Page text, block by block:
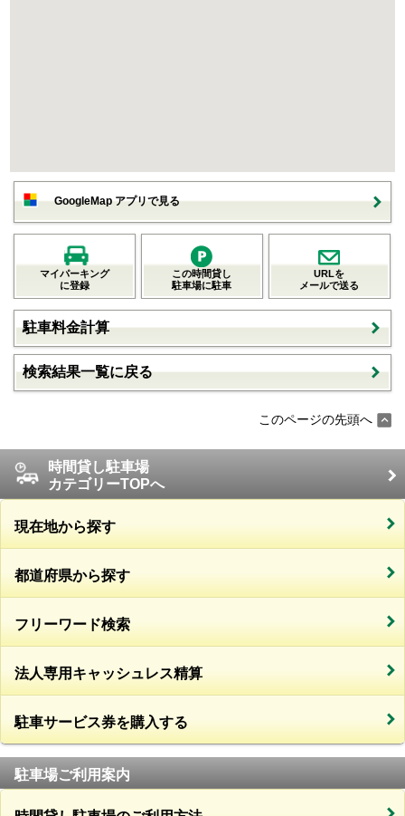
GoogleMap アプリで見る
マイパーキング
に登録
この時間貸し
駐車場に駐車
URLを
メールで送る
駐車料金計算
検索結果一覧に戻る
このページの先頭へ
時間貸し駐車場
カテゴリーTOPへ
現在地から探す
都道府県から探す
フリーワード検索
法人専用キャッシュレス精算
駐車サービス券を購入する
駐車場ご利用案内